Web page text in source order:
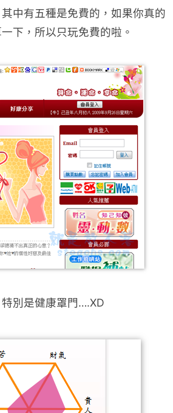
中有五種是免費的，如果你真的
下，所以只玩免費的啦。
別是健康罩門….XD